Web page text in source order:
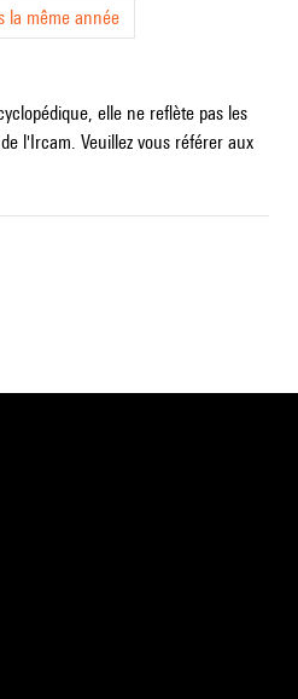
la même année
elle ne reflète pas les
l'Ircam. Veuillez vous référer aux